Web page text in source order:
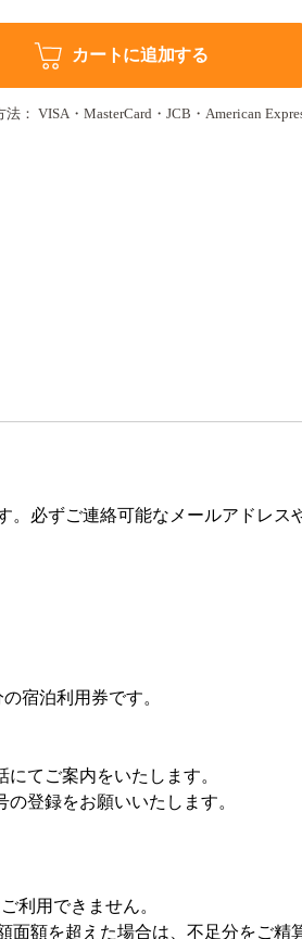
カートに追加する
法： VISA・MasterCard・JCB・American
必ずご連絡可能なメールアドレス
宿泊利用券です。
てご案内をいたします。
登録をお願いいたします。
利用できません。
額を超えた場合は、不足分をご精